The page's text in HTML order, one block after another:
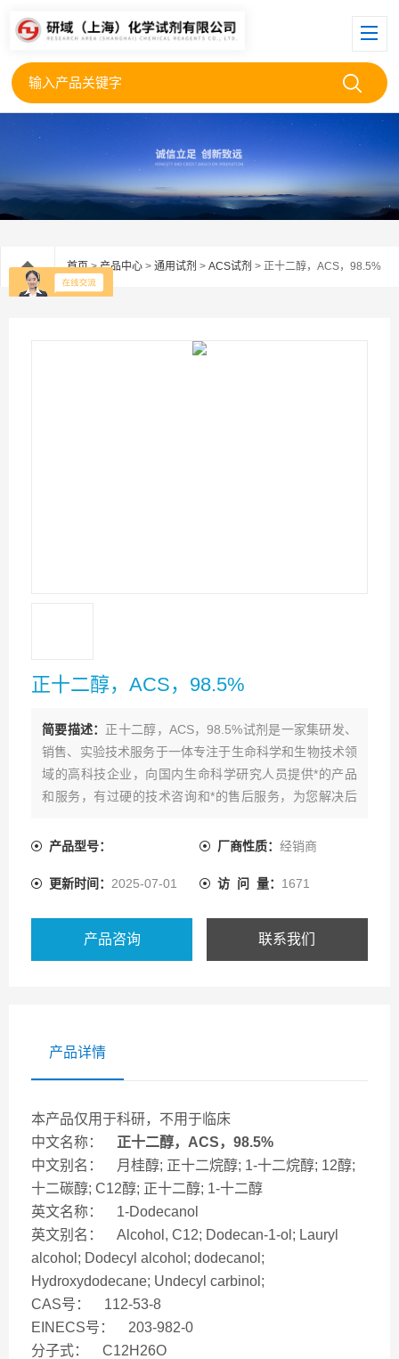
首页>产品中心 > 通用试剂 > ACS试剂 > 正十二醇，ACS，98.5%
正十二醇，ACS，98.5%
简要描述： 正十二醇，ACS，98.5%试剂是一家集研发、
销售、实验技术服务于一体专注于生命科学和生物技术领
域的高科技企业，向国内生命科学研究人员提供*的产品
和服务，有过硬的技术咨询和*的售后服务，为您解决后
产品型号：
厂商性质： 经销商
更新时间： 2025-07-01 访 问 量： 1671
产品咨询 联系我们
产品详情
本产品仅用于科研，不用于临床
中文名称： 正十二醇，ACS，98.5%
中文别名： 月桂醇; 正十二烷醇; 1-十二烷醇; 12醇;
十二碳醇; C12醇; 正十二醇; 1-十二醇
英文名称： 1-Dodecanol
英文别名： Alcohol, C12; Dodecan-1-ol; Lauryl
alcohol; Dodecyl alcohol; dodecanol;
Hydroxydodecane; Undecyl carbinol;
CAS号： 112-53-8
EINECS号： 203-982-0
分子式： C12H26O